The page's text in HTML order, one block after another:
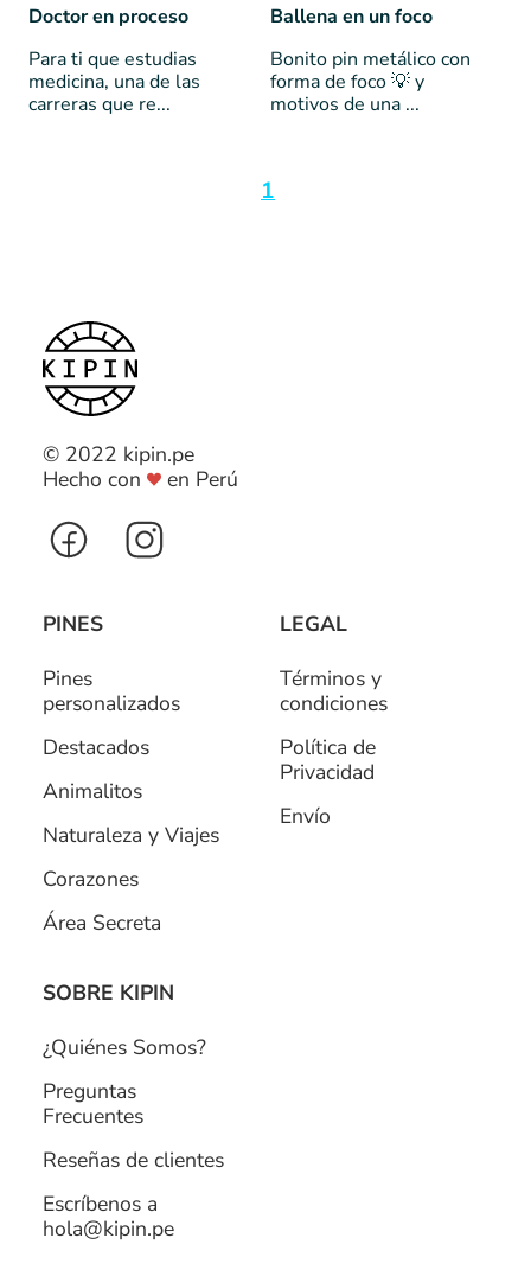
Doctor en proceso
Para ti que estudias
medicina, una de las
carreras que re...
Ballena en un foco
Bonito pin metálico con
forma de foco 💡 y
motivos de una ...
1
© 2022 kipin.pe
Hecho con
en Perú
PINES
Pines
personalizados
Destacados
Animalitos
Naturaleza y Viajes
Corazones
Área Secreta
LEGAL
Términos y
condiciones
Política de
Privacidad
Envío
SOBRE KIPIN
¿Quiénes Somos?
Preguntas
Frecuentes
Reseñas de clientes
Escríbenos a
hola@kipin.pe